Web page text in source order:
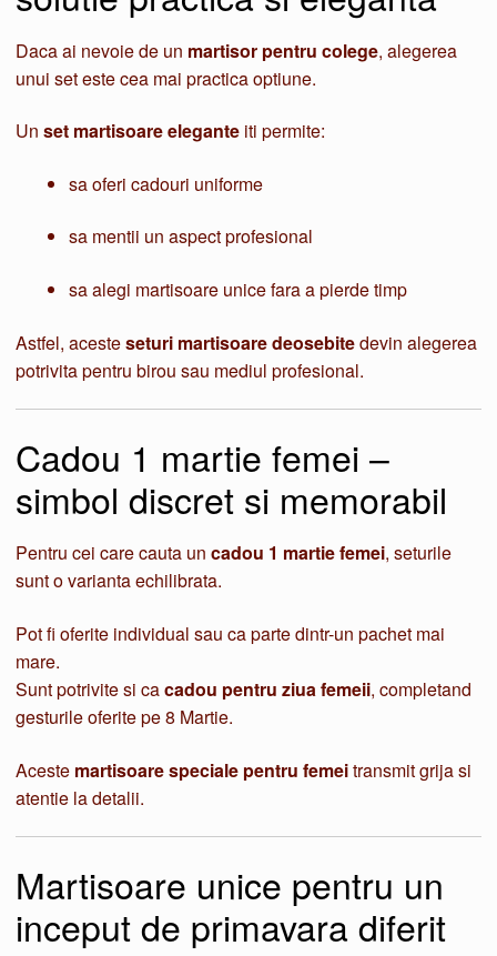
Daca ai nevoie de un martisor pentru colege, alegerea
unui set este cea mai practica optiune.
Un set martisoare elegante iti permite:
sa oferi cadouri uniforme
sa mentii un aspect profesional
sa alegi martisoare unice fara a pierde timp
Astfel, acesteseturi martisoare deosebitedevin alegerea
potrivita pentru birou sau mediul profesional.
Cadou 1 martie femei –
simbol discret si memorabil
Pentru cei care cauta un cadou 1 martie femei, seturile
sunt o varianta echilibrata.
Pot fi oferite individual sau ca parte dintr-un pachet mai
mare.
Sunt potrivite si cacadou pentru ziua femeii, completand
gesturile oferite pe 8 Martie.
Aceste martisoare speciale pentru femeitransmit grija si
atentie la detalii.
Martisoare unice pentru un
inceput de primavara diferit